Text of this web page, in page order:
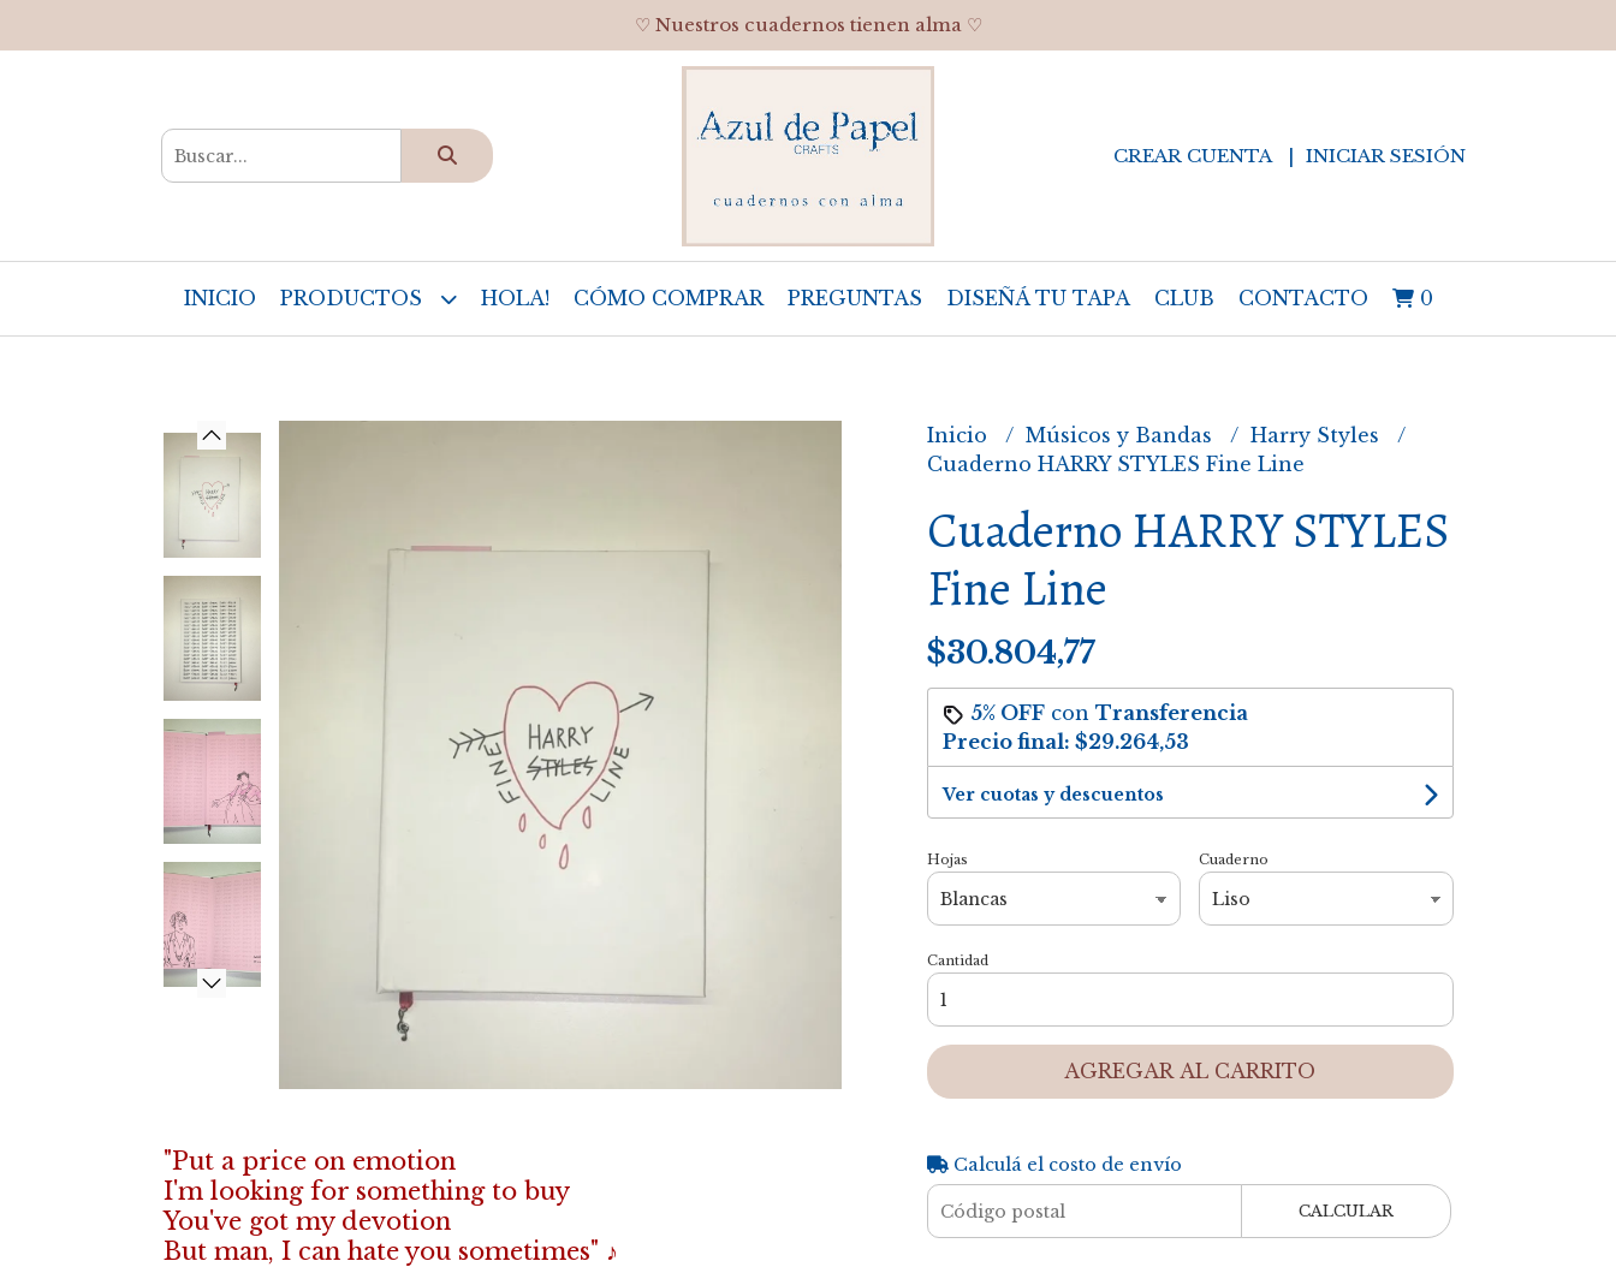
♡ Nuestros cuadernos tienen alma ♡
CREAR CUENTA INICIAR SESIÓN
INICIO PRODUCTOS HOLA! CÓMO COMPRAR PREGUNTAS DISEÑÁ TU TAPA CLUB CONTACTO 0
"Put a price on emotion
I'm looking for something to buy
You've got my devotion
But man, I can hate you sometimes" ♪
Inicio Músicos y Bandas
Harry Styles
Cuaderno HARRY STYLES Fine Line
Cuaderno HARRY STYLES
Fine Line
$30.804,77
5% OFFcon Transferencia
Precio final: $29.264,53
Ver cuotas y descuentos
Hojas Cuaderno
Cantidad
AGREGAR AL CARRITO
Calculá el costo de envío
CALCULAR